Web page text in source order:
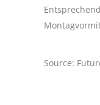
Source: